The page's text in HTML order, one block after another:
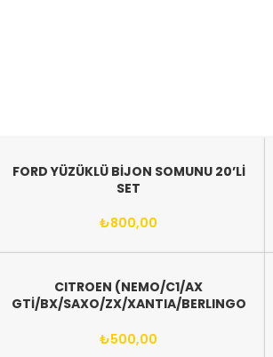
FORD YÜZÜKLÜ BİJON SOMUNU 20’Lİ
SET
₺800,00
CITROEN (NEMO/C1/AX
GTİ/BX/SAXO/ZX/XANTIA/BERLINGO
SET
₺500,00